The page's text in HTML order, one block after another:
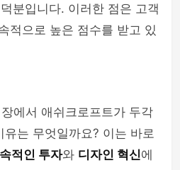
덕분입니다. 이러한 점은 고객
적으로 높은 점수를 받고 있
에서 애쉬크로프트가 두각
는 무엇일까요? 이는 바로
적인 투자와 디자인 혁신에